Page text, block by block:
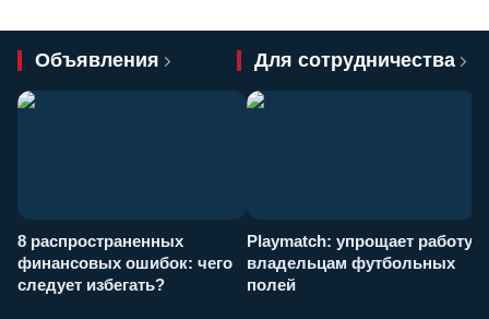
Объявления Для сотрудничества
8 распространенных
финансовых ошибок: чего
следует избегать?
Playmatch: упрощает работу
владельцам футбольных
полей